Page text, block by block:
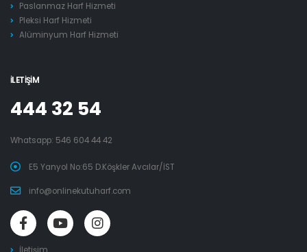
Paslanmaz Harf Hizmeti
Pleksi Harf Hizmeti
Alüminyum Harf Hizmeti
İLETIŞIM
444 32 54
Whatsapp: 546 604 44 42
E5 Yanyol No:65 D.Köşkler Avcılar/İST
info@onlinekutuharf.com
İletişim